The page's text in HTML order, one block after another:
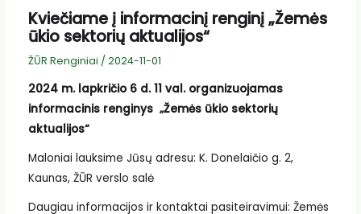
Kviečiame į informacinį renginį „Žemės
ūkio sektorių aktualijos“
ŽŪR Renginiai / 2024-11-01
2024 m. lapkričio 6 d. 11 val. organizuojamas
informacinis renginys „Žemės ūkio sektorių
aktualijos“
Maloniai lauksime Jūsų adresu: K. Donelaičio g. 2,
Kaunas, ŽŪR verslo salė
Daugiau informacijos ir kontaktai pasiteiravimui: Žemės